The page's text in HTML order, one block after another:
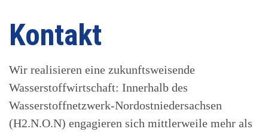
Kontakt
Wir realisieren eine zukunftsweisende
Wasserstoffwirtschaft: Innerhalb des
Wasserstoffnetzwerk-Nordostniedersachsen
(H2.N.O.N) engagieren sich mittlerweile mehr als